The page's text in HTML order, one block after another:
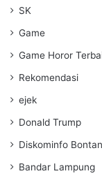
SK
Game
Game Horor
Rekomendasi
ejek
Donald Trump
Diskominfo
Bandar Lampung